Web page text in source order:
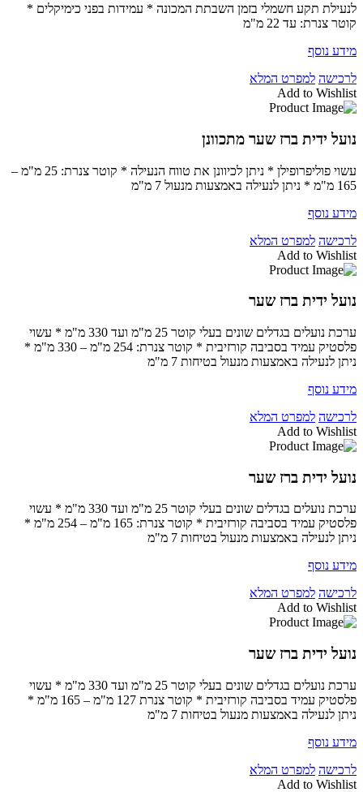
לנעילת תקע חשמלי בזמן השבתת המכונה * עמידות בפני כימיקלים *
קוטר צנרת: עד 22 מ"מ
מידע נוסף
לרכישה למפרט המלא
Add to Wishlist
נועל ידית ברז שער מתכוונן
עשוי פוליפרופילן * ניתן לכיוונן את טווח הנעילה * קוטר צנרת: 25 מ"מ –
165 מ"מ * ניתן לנעילה באמצעות מנעול 7 מ"מ
מידע נוסף
לרכישה למפרט המלא
Add to Wishlist
נועל ידית ברז שער
ערכת נועלים בגדלים שונים בעלי קוטר 25 מ"מ ועד 330 מ"מ * עשוי
פלסטיק עמיד בסביבה קורזיבית * קוטר צנרת: 254 מ"מ – 330 מ"מ *
ניתן לנעילה באמצעות מנעול בטיחות 7 מ"מ
מידע נוסף
לרכישה למפרט המלא
Add to Wishlist
נועל ידית ברז שער
ערכת נועלים בגדלים שונים בעלי קוטר 25 מ"מ ועד 330 מ"מ * עשוי
פלסטיק עמיד בסביבה קורזיבית * קוטר צנרת: 165 מ"מ – 254 מ"מ *
ניתן לנעילה באמצעות מנעול בטיחות 7 מ"מ
מידע נוסף
לרכישה למפרט המלא
Add to Wishlist
נועל ידית ברז שער
ערכת נועלים בגדלים שונים בעלי קוטר 25 מ"מ ועד 330 מ"מ * עשוי
פלסטיק עמיד בסביבה קורזיבית * קוטר צנרת 127 מ"מ – 165 מ"מ *
ניתן לנעילה באמצעות מנעול בטיחות 7 מ"מ
מידע נוסף
לרכישה למפרט המלא
Add to Wishlist